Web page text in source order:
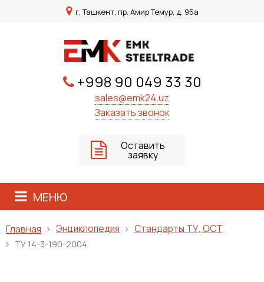
г. Ташкент, пр. Амир Темур, д. 95а
+998 90 049 33 30
sales@emk24.uz
Заказать звонок
Оставить
заявку
МЕНЮ
Главная Энциклопедия Стандарты ТУ, ОСТ
ТУ 14-3-190-2004